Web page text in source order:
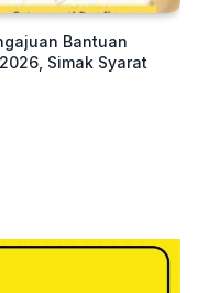
Bantuan
Simak Syarat